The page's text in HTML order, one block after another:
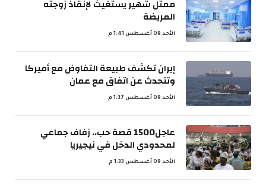
ممثل شهير يستغيث لإنقاذ زوجته
المريضة
الأحد 09 أغسطس 1:41 م
إيران تكشف طبيعة التفاوض مع أميركا
وتتحدث عن اتفاق مع عمان
الأحد 09 أغسطس 1:37 م
عاجل1500 قصة حب.. زفاف جماعي
لمحدودي الدخل في نيجيريا
الأحد 09 أغسطس 1:33 م